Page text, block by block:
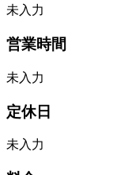
未入力
営業時間
未入力
定休日
未入力